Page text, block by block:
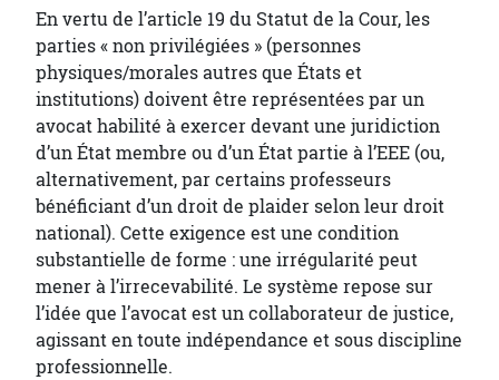
En vertu de l’article 19 du Statut de la Cour, les
parties « non privilégiées » (personnes
physiques/morales autres que États et
institutions) doivent être représentées par un
avocat habilité à exercer devant une juridiction
d’un État membre ou d’un État partie à l’EEE (ou,
alternativement, par certains professeurs
bénéficiant d’un droit de plaider selon leur droit
national). Cette exigence est une condition
substantielle de forme : une irrégularité peut
mener à l’irrecevabilité. Le système repose sur
l’idée que l’avocat est un collaborateur de justice,
agissant en toute indépendance et sous discipline
professionnelle.